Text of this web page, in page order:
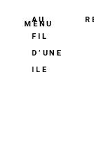
MENU
AU
FIL
D’UNE
ILE